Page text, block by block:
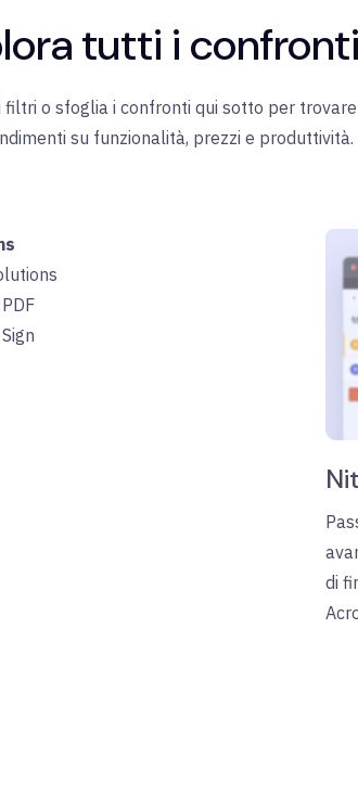
tutti i
filtri o sfoglia i confronti qui sotto per
su funzionalità, prezzi e produttività.
di